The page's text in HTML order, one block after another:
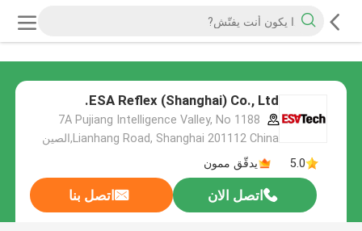
ESA Reflex (Shanghai) Co., Ltd.
7A Pujiang Intelligence Valley, No 1188
Lianhang Road, Shanghai 201112 China,الصين
5.0
يدقّق ممون
اتصل الان اتصل بنا